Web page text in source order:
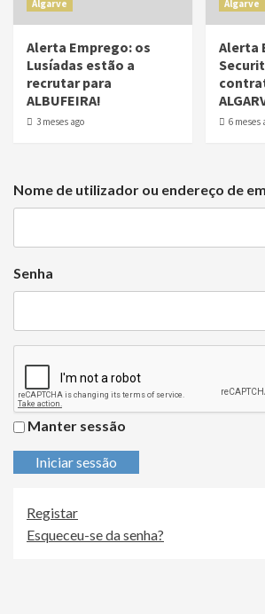
Algarve
Alerta Emprego: os
Lusíadas estão a
recrutar para
ALBUFEIRA!
3 meses ago
Algarve
Alerta
6 meses
Nome de utilizador ou endereço de
Senha
Manter sessão
Iniciar sessão
Registar
Esqueceu-se da senha?